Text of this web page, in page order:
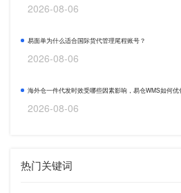
2026-08-06
易面单为什么适合国际货代管理尾程账号？
2026-08-06
海外仓一件代发时效受哪些因素影响，易仓WMS如何优
2026-08-06
热门关键词